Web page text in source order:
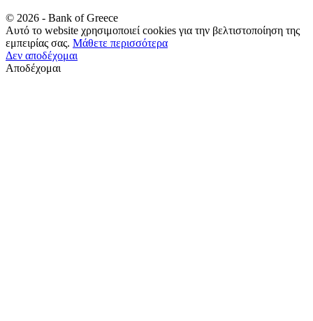
© 2026 - Bank of Greece
Αυτό το website χρησιμοποιεί cookies για την βελτιστοποίηση της
εμπειρίας σας. Μάθετε περισσότερα
Δεν αποδέχομαι
Αποδέχομαι